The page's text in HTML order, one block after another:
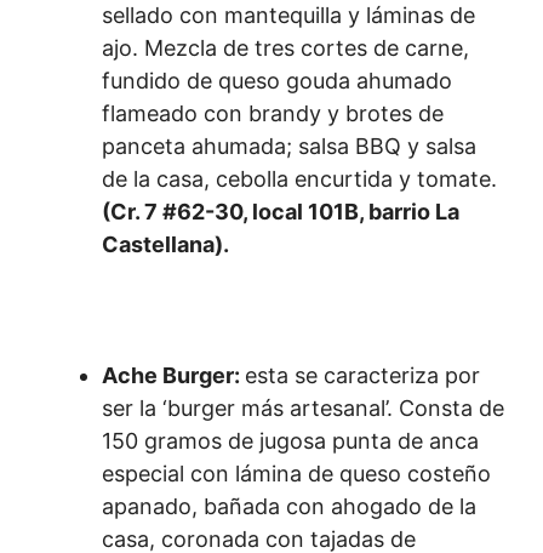
sellado con mantequilla y láminas de
ajo. Mezcla de tres cortes de carne,
fundido de queso gouda ahumado
flameado con brandy y brotes de
panceta ahumada; salsa BBQ y salsa
de la casa, cebolla encurtida y tomate.
(Cr. 7 #62-30, local 101B, barrio La
Castellana).
Ache Burger: esta se caracteriza por
ser la ‘burger más artesanal’. Consta de
150 gramos de jugosa punta de anca
especial con lámina de queso costeño
apanado, bañada con ahogado de la
casa, coronada con tajadas de